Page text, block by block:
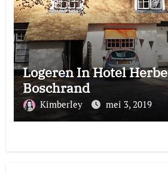
Logeren In Hotel
Boschrand
Kimberley mei 3, 2019